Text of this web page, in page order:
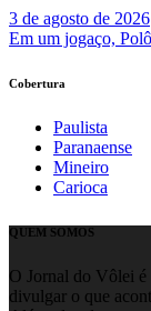
3 de agosto de 2026
Em um jogaço,
Cobertura
Paulista
Paranaense
Mineiro
Carioca
QUEM SOMOS
O Jornal do Vôlei é
divulgar o que